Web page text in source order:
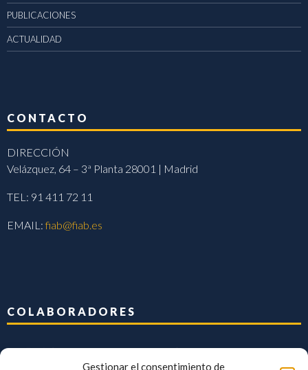
Gestionar el consentimiento de
PUBLICACIONES
ACTUALIDAD
CONTACTO
DIRECCIÓN
Velázquez, 64 – 3ª Planta 28001 | Madrid
TEL: 91 411 72 11
EMAIL:fiab@fiab.es
COLABORADORES